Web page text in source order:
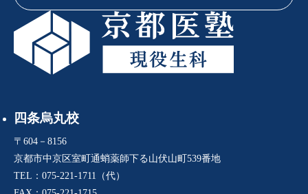
四条烏丸校
〒604－8156
京都市中京区室町通蛸薬師下る山伏山町539番地
TEL：075-221-1711（代）